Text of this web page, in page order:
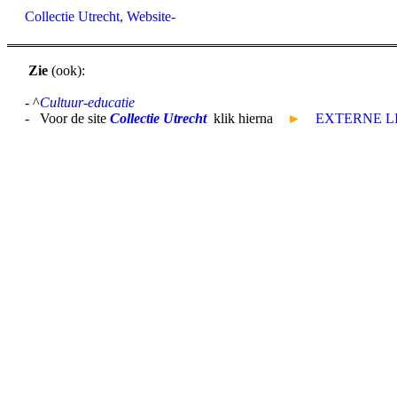
Collectie Utrecht, Website-
Zie (ook):
- ^Cultuur-educatie
- Voor de site Collectie Utrechtklik hierna ► EXTERNE